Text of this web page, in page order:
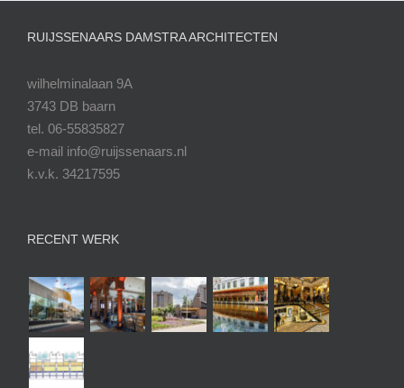
RUIJSSENAARS DAMSTRA ARCHITECTEN
wilhelminalaan 9A
3743 DB baarn
tel. 06-55835827
e-mail info@ruijssenaars.nl
k.v.k. 34217595
RECENT WERK